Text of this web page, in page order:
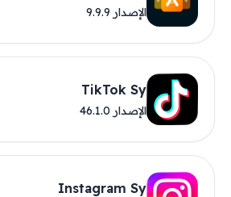
الإصدار 9.9.9
TikTok Sy
الإصدار 46.1.0
Instagram Sy